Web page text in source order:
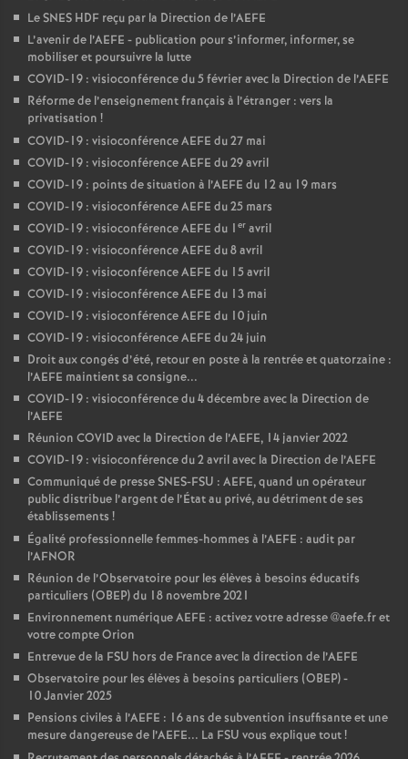
Le SNES HDF reçu par la Direction de l’AEFE
L’avenir de l’AEFE - publication pour s’informer, informer, se
mobiliser et poursuivre la lutte
COVID-19 : visioconférence du 5 février avec la Direction de l’AEFE
Réforme de l’enseignement français à l’étranger : vers la
privatisation !
COVID-19 : visioconférence AEFE du 27 mai
COVID-19 : visioconférence AEFE du 29 avril
COVID-19 : points de situation à l’AEFE du 12 au 19 mars
COVID-19 : visioconférence AEFE du 25 mars
COVID-19 : visioconférence AEFE du 1 er avril
COVID-19 : visioconférence AEFE du 8 avril
COVID-19 : visioconférence AEFE du 15 avril
COVID-19 : visioconférence AEFE du 13 mai
COVID-19 : visioconférence AEFE du 10 juin
COVID-19 : visioconférence AEFE du 24 juin
Droit aux congés d’été, retour en poste à la rentrée et quatorzaine :
l’AEFE maintient sa consigne...
COVID-19 : visioconférence du 4 décembre avec la Direction de
l’AEFE
Réunion COVID avec la Direction de l’AEFE, 14 janvier 2022
COVID-19 : visioconférence du 2 avril avec la Direction de l’AEFE
Communiqué de presse SNES-FSU : AEFE, quand un opérateur
public distribue l’argent de l’État au privé, au détriment de ses
établissements !
Égalité professionnelle femmes-hommes à l’AEFE : audit par
l’AFNOR
Réunion de l’Observatoire pour les élèves à besoins éducatifs
particuliers (OBEP) du 18 novembre 2021
Environnement numérique AEFE : activez votre adresse @aefe.fr et
votre compte Orion
Entrevue de la FSU hors de France avec la direction de l’AEFE
Observatoire pour les élèves à besoins particuliers (OBEP) -
10 Janvier 2025
Pensions civiles à l’AEFE : 16 ans de subvention insuffisante et une
mesure dangereuse de l’AEFE... La FSU vous explique tout!